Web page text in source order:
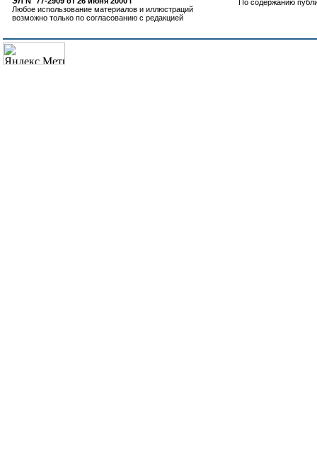
Любое использование материалов и иллюстраций
возможно только по согласованию с редакцией
По содержанию